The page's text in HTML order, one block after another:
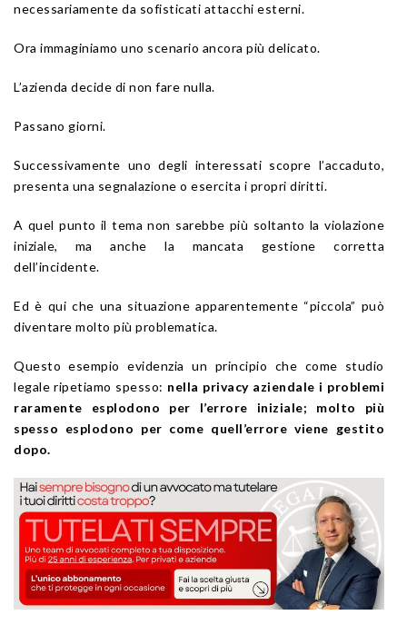
necessariamente da sofisticati attacchi esterni.
Ora immaginiamo uno scenario ancora più delicato.
L’azienda decide di non fare nulla.
Passano giorni.
Successivamente uno degli interessati scopre l’accaduto,
presenta una segnalazione o esercita i propri diritti.
A quel punto il tema non sarebbe più soltanto la violazione
iniziale, ma anche la mancata gestione corretta
dell’incidente.
Ed è qui che una situazione apparentemente “piccola” può
diventare molto più problematica.
Questo esempio evidenzia un principio che come studio
legale ripetiamo spesso: nella privacy aziendale i problemi
raramente esplodono per l’errore iniziale; molto più
spesso esplodono per come quell’errore viene gestito
dopo.